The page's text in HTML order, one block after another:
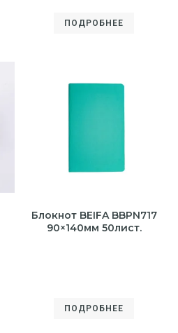
ПОДРОБНЕЕ
Блокнот BEIFA BBPN717
90×140мм 50лист.
ПОДРОБНЕЕ